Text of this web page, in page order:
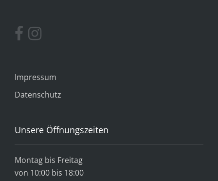
Impressum
Datenschutz
Unsere Öffnungszeiten
Montag bis Freitag
von 10:00 bis 18:00